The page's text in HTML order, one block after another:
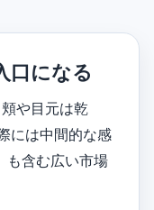
口になる
や目元は乾
には中間的な感
も含む広い市場